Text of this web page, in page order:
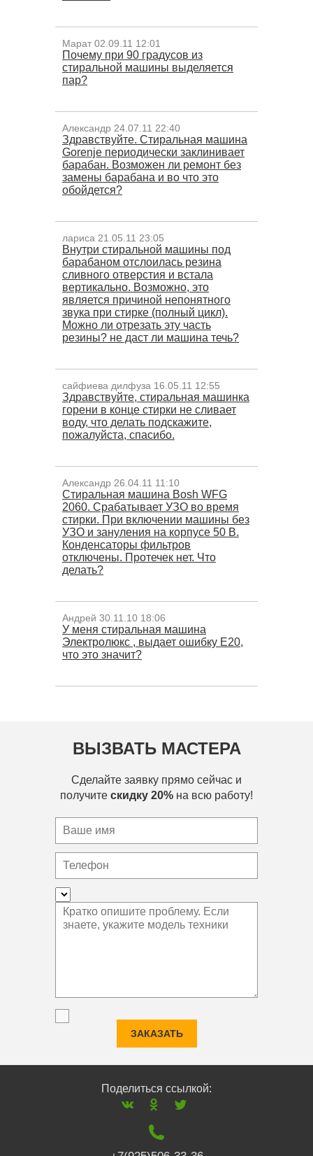
Марат 02.09.11 12:01
Почему при 90 градусов из
стиральной машины выделяется
пар?
Александр 24.07.11 22:40
Здравствуйте. Стиральная машина
Gorenje периодически заклинивает
барабан. Возможен ли ремонт без
замены барабана и во что это
обойдется?
лариса 21.05.11 23:05
Внутри стиральной машины под
барабаном отслоилась резина
сливного отверстия и встала
вертикально. Возможно, это
является причиной непонятного
звука при стирке (полный цикл).
Можно ли отрезать эту часть
резины? не даст ли машина течь?
сайфиева дилфуза 16.05.11 12:55
Здравствуйте, стиральная машинка
горени в конце стирки не сливает
воду, что делать подскажите,
пожалуйста, спасибо.
Александр 26.04.11 11:10
Стиральная машина Bosh WFG
2060. Срабатывает УЗО во время
стирки. При включении машины без
УЗО и зануления на корпусе 50 В.
Конденсаторы фильтров
отключены. Протечек нет. Что
делать?
Андрей 30.11.10 18:06
У меня стиральная машина
Электролюкс , выдает ошибку Е20,
что это значит?
ВЫЗВАТЬ МАСТЕРА
Сделайте заявку прямо сейчас и
получите скидку 20% на всю работу!
ЗАКАЗАТЬ
Поделиться ссылкой: